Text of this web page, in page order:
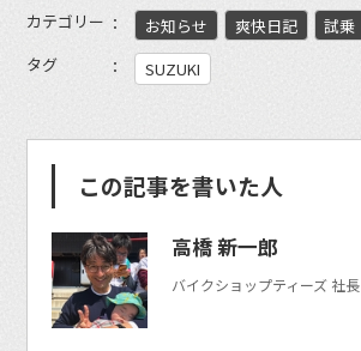
カテゴリー お知らせ 爽快日記 試乗
タグ
SUZUKI
この記事を書いた人
高橋 新一郎
バイクショップティーズ 社長